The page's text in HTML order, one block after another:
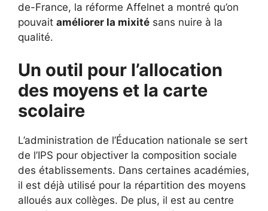
de-France, la réforme Affelnet a montré qu’on
pouvait améliorer la mixité sans nuire à la
qualité.
Un outil pour l’allocation
des moyens et la carte
scolaire
L’administration de l’Éducation nationale se sert
de l’IPS pour objectiver la composition sociale
des établissements. Dans certaines académies,
il est déjà utilisé pour la répartition des moyens
alloués aux collèges. De plus, il est au centre